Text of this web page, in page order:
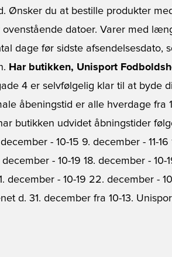
Ønsker du at bestille produkter
datoer. Varer med
dage før sidste afsendelsesdato,
Har butikken, Unisport
4 er selvfølgelig klar til at byde
åbeningstid er alle hverdage fra
butikken udvidet åbningstider
- 10-15 9. december - 11-
december - 10-19 18. december - 10-
december - 10-19 22. december -
d. 31. december fra 10-13.